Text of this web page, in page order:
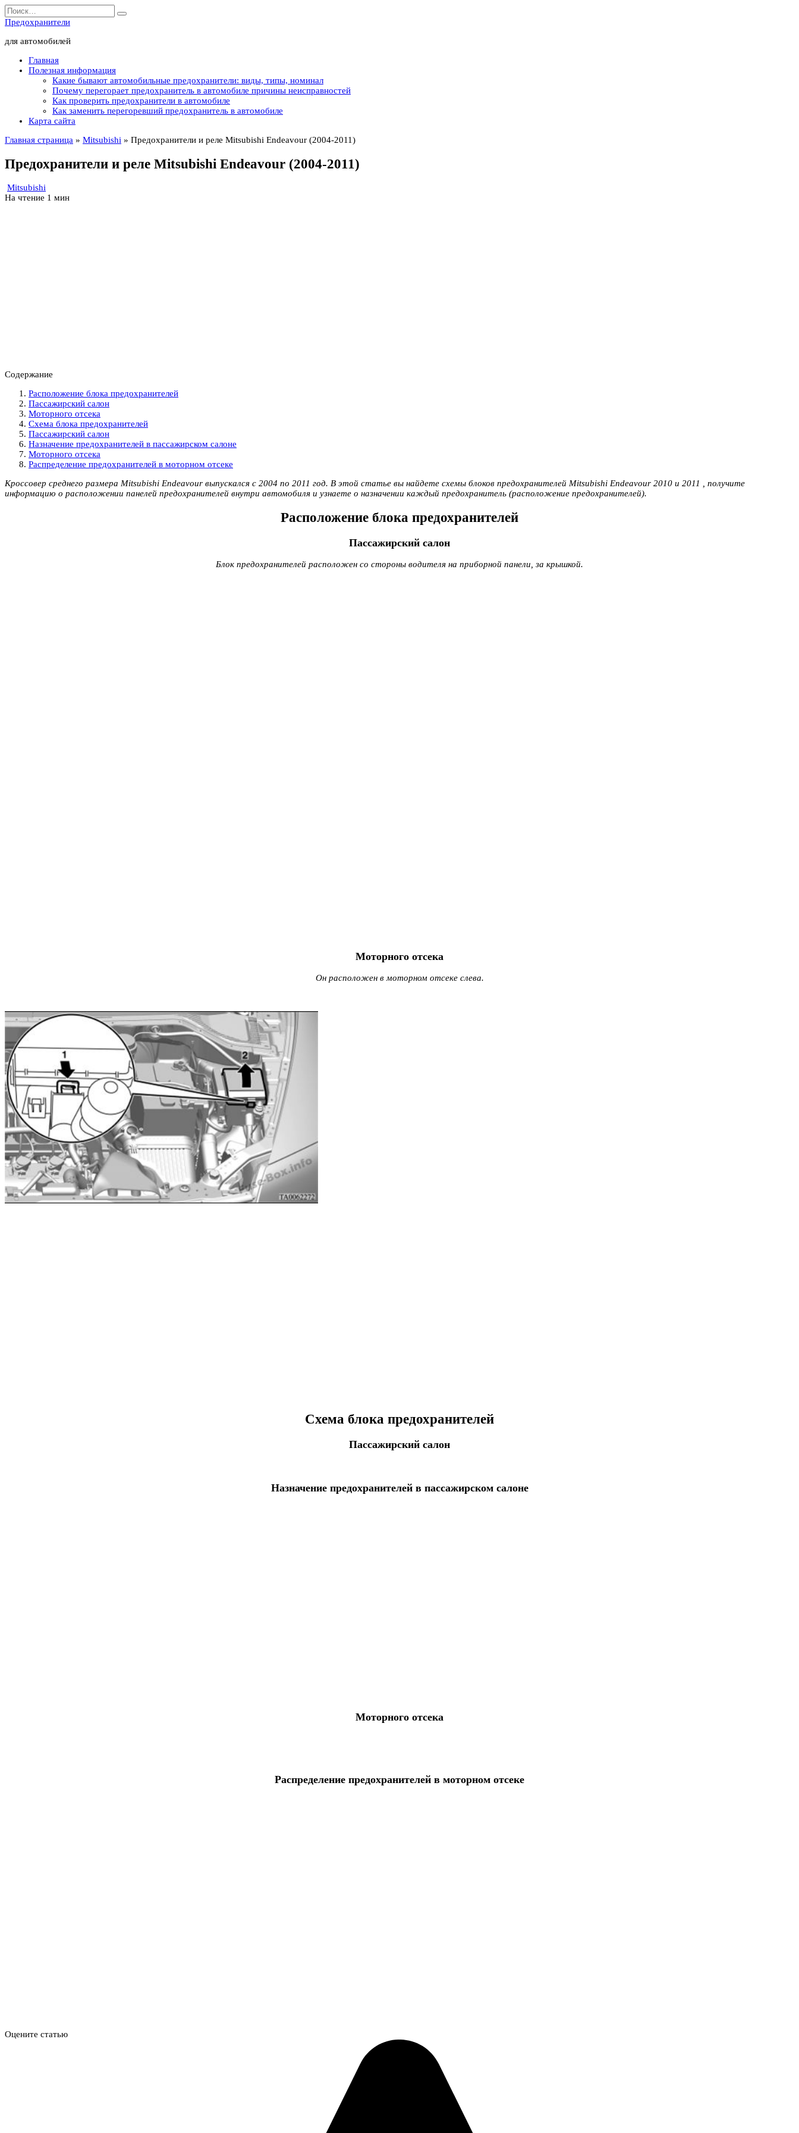
Перейти
к
содержанию
Search
for:
Предохранители
для автомобилей
Главная
Полезная информация
Какие бывают автомобильные предохранители: виды, типы, номинал
Почему перегорает предохранитель в автомобиле причины неисправностей
Как проверить предохранители в автомобиле
Как заменить перегоревший предохранитель в автомобиле
Карта сайта
Главная страница » Mitsubishi » Предохранители и реле Mitsubishi Endeavour (2004-2011)
Предохранители и реле Mitsubishi Endeavour (2004-2011)
Mitsubishi
На чтение 1 мин
Содержание
Расположение блока предохранителей
Пассажирский салон
Моторного отсека
Схема блока предохранителей
Пассажирский салон
Назначение предохранителей в пассажирском салоне
Моторного отсека
Распределение предохранителей в моторном отсеке
Кроссовер среднего размера Mitsubishi Endeavour выпускался с 2004 по 2011 год. В этой статье вы найдете схемы блоков предохранителей Mitsubishi Endeavour 2010 и 2011 , получите
информацию о расположении панелей предохранителей внутри автомобиля и узнаете о назначении каждый предохранитель (расположение предохранителей).
Расположение блока предохранителей
Пассажирский салон
Блок предохранителей расположен со стороны водителя на приборной панели, за крышкой.
Моторного отсека
Он расположен в моторном отсеке слева.
Схема блока предохранителей
Пассажирский салон
Назначение предохранителей в пассажирском салоне
Моторного отсека
Распределение предохранителей в моторном отсеке
Оцените статью